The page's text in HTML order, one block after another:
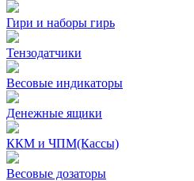
Гири и наборы гирь
Тензодатчики
Весовые индикаторы
Денежные ящики
ККМ и ЧПМ(Кассы)
Весовые дозаторы